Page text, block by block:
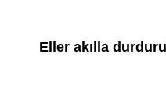
Eller akılla